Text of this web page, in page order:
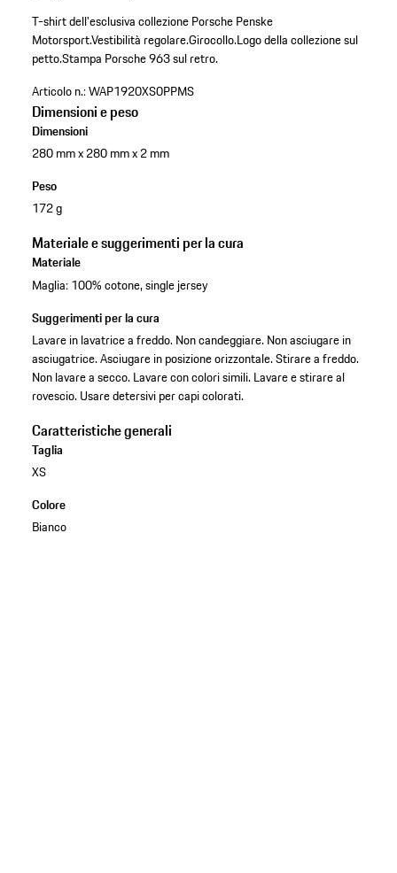
T-shirt dell'esclusiva collezione Porsche Penske
Motorsport.Vestibilità regolare.Girocollo.Logo della collezione sul
petto.Stampa Porsche 963 sul retro.
Articolo n.:WAP1920XS0PPMS
Dimensioni e peso
Dimensioni
280 mm x 280 mm x 2 mm
Peso
172 g
Materiale e suggerimenti per la cura
Materiale
Maglia: 100% cotone, single jersey
Suggerimenti per la cura
Lavare in lavatrice a freddo. Non candeggiare. Non asciugare in
asciugatrice. Asciugare in posizione orizzontale. Stirare a freddo.
Non lavare a secco. Lavare con colori simili. Lavare e stirare al
rovescio. Usare detersivi per capi colorati.
Caratteristiche generali
Taglia
XS
Colore
Bianco